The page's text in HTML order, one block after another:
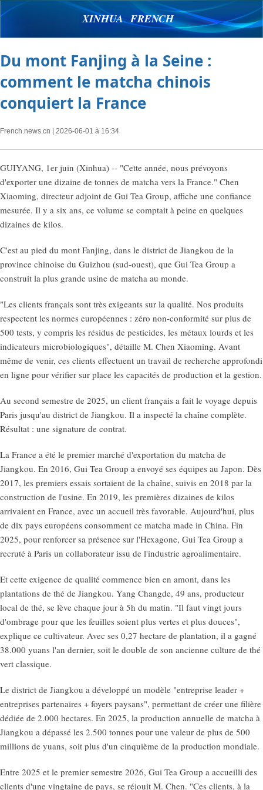
XINHUA FRENCH
Du mont Fanjing à la Seine :
comment le matcha chinois
conquiert la France
French.news.cn | 2026-06-01 à 16:34
GUIYANG, 1er juin (Xinhua) -- "Cette année, nous prévoyons
d'exporter une dizaine de tonnes de matcha vers la France." Chen
Xiaoming, directeur adjoint de Gui Tea Group, affiche une confiance
mesurée. Il y a six ans, ce volume se comptait à peine en quelques
dizaines de kilos.
C'est au pied du mont Fanjing, dans le district de Jiangkou de la
province chinoise du Guizhou (sud-ouest), que Gui Tea Group a
construit la plus grande usine de matcha au monde.
"Les clients français sont très exigeants sur la qualité. Nos produits
respectent les normes européennes : zéro non-conformité sur plus de
500 tests, y compris les résidus de pesticides, les métaux lourds et les
indicateurs microbiologiques", détaille M. Chen Xiaoming. Avant
même de venir, ces clients effectuent un travail de recherche approfondi
en ligne pour vérifier sur place les capacités de production et la gestion.
Au second semestre de 2025, un client français a fait le voyage depuis
Paris jusqu'au district de Jiangkou. Il a inspecté la chaîne complète.
Résultat : une signature de contrat.
La France a été le premier marché d'exportation du matcha de
Jiangkou. En 2016, Gui Tea Group a envoyé ses équipes au Japon. Dès
2017, les premiers essais sortaient de la chaîne, suivis en 2018 par la
construction de l'usine. En 2019, les premières dizaines de kilos
arrivaient en France, avec un accueil très favorable. Aujourd'hui, plus
de dix pays européens consomment ce matcha made in China. Fin
2025, pour renforcer sa présence sur l'Hexagone, Gui Tea Group a
recruté à Paris un collaborateur issu de l'industrie agroalimentaire.
Et cette exigence de qualité commence bien en amont, dans les
plantations de thé de Jiangkou. Yang Changde, 49 ans, producteur
local de thé, se lève chaque jour à 5h du matin. "Il faut vingt jours
d'ombrage pour que les feuilles soient plus vertes et plus douces",
explique ce cultivateur. Avec ses 0,27 hectare de plantation, il a gagné
38.000 yuans l'an dernier, soit le double de son ancienne culture de thé
vert classique.
Le district de Jiangkou a développé un modèle "entreprise leader +
entreprises partenaires + foyers paysans", permettant de créer une filière
dédiée de 2.000 hectares. En 2025, la production annuelle de matcha à
Jiangkou a dépassé les 2.500 tonnes pour une valeur de plus de 500
millions de yuans, soit plus d'un cinquième de la production mondiale.
Entre 2025 et le premier semestre 2026, Gui Tea Group a accueilli des
clients d'une vingtaine de pays, se réjouit M. Chen. "Ces clients, à la